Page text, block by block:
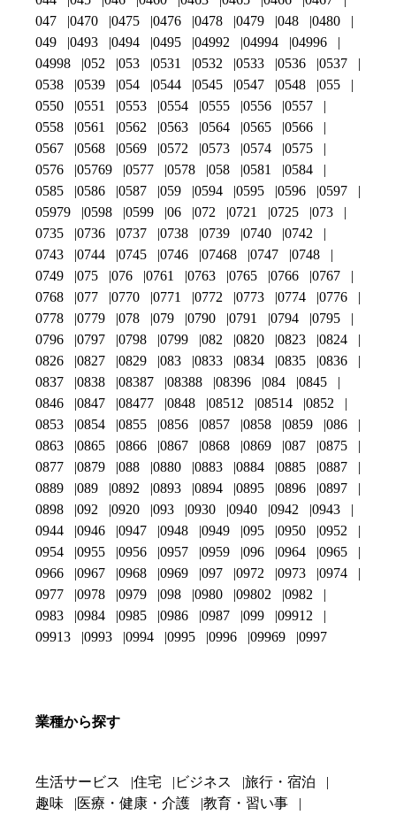
047
0470 0475 0476 0478 0479 048
0480
049
0493 0494 0495 04992 04994
04996
04998
052 053 0531 0532 0533 0536
0537
0538
0539 054 0544 0545 0547 0548
055
0550
0551 0553 0554 0555 0556
0557
0558
0561 0562 0563 0564 0565
0566
0567
0568 0569 0572 0573 0574
0575
0576
05769 0577 0578 058 0581
0584
0585
0586 0587 059 0594 0595 0596
0597
05979
0598 0599 06 072 0721 0725
073
0735
0736 0737 0738 0739 0740
0742
0743
0744 0745 0746 07468 0747
0748
0749
075 076 0761 0763 0765 0766
0767
0768
077 0770 0771 0772 0773 0774
0776
0778
0779 078 079 0790 0791 0794
0795
0796
0797 0798 0799 082 0820 0823
0824
0826
0827 0829 083 0833 0834 0835
0836
0837
0838 08387 08388 08396 084
0845
0846
0847 08477 0848 08512 08514
0852
0853
0854 0855 0856 0857 0858 0859
086
0863
0865 0866 0867 0868 0869 087
0875
0877
0879 088 0880 0883 0884 0885
0887
0889
089 0892 0893 0894 0895 0896
0897
0898
092 0920 093 0930 0940 0942
0943
0944
0946 0947 0948 0949 095 0950
0952
0954
0955 0956 0957 0959 096 0964
0965
0966
0967 0968 0969 097 0972 0973
0974
0977
0978 0979 098 0980 09802
0982
0983
0984 0985 0986 0987 099
09912
09913
0993 0994 0995 0996 09969 0997
業種から探す
生活サービス 住宅 ビジネス
旅行・宿泊
趣味
医療・健康・介護
教育・習い事